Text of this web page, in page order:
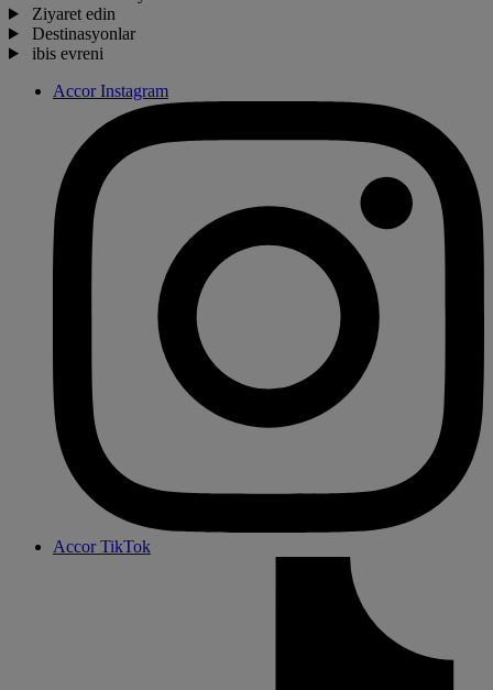
Ziyaret edin
Destinasyonlar
ibis evreni
Accor Instagram
Accor TikTok